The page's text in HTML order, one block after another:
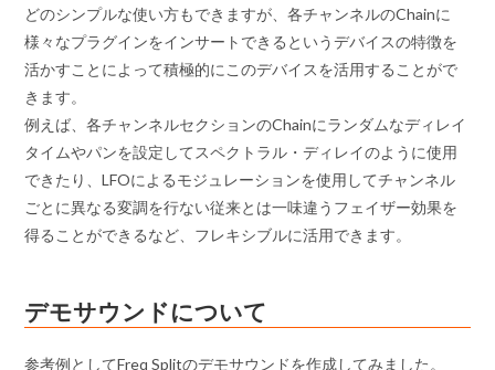
どのシンプルな使い方もできますが、各チャンネルのChainに
様々なプラグインをインサートできるというデバイスの特徴を
活かすことによって積極的にこのデバイスを活用することがで
きます。
例えば、各チャンネルセクションのChainにランダムなディレイ
タイムやパンを設定してスペクトラル・ディレイのように使用
できたり、LFOによるモジュレーションを使用してチャンネル
ごとに異なる変調を行ない従来とは一味違うフェイザー効果を
得ることができるなど、フレキシブルに活用できます。
デモサウンドについて
参考例としてFreq Splitのデモサウンドを作成してみました。